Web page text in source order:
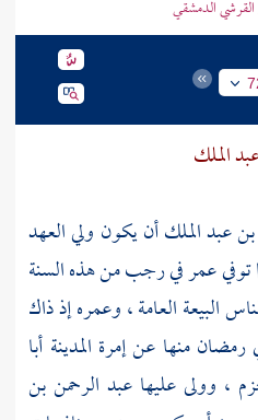
الدمشقي
الملك
عبد الملكأن يكون ولي العهد
توفيعمرفي رجب من هذه السنة
البيعة العامة ، وعمره إذ ذاك
منها عن إمرة المدينة أبا
، وولى عليها عبد الرحمن بن